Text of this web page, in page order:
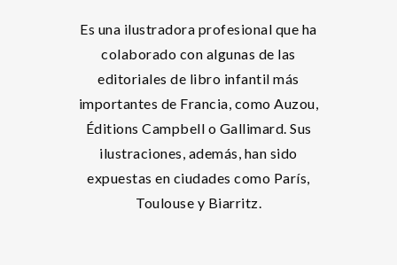
Es una ilustradora profesional que ha
colaborado con algunas de las
editoriales de libro infantil más
importantes de Francia, como Auzou,
Éditions Campbell o Gallimard. Sus
ilustraciones, además, han sido
expuestas en ciudades como París,
Toulouse y Biarritz.